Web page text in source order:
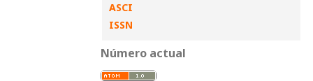
ASCI
ISSN
Número actual